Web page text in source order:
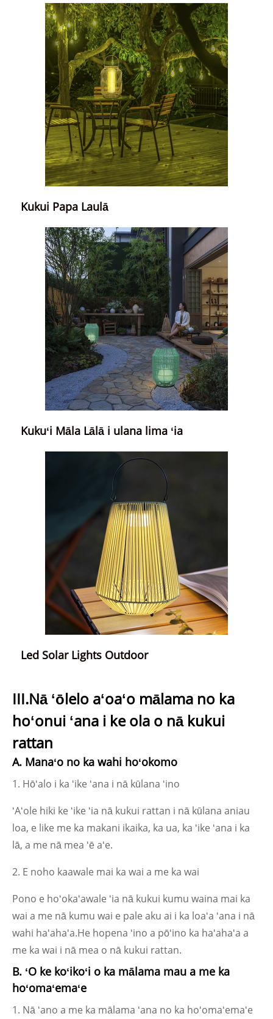
Kukui Papa Laulā
Kukuʻi Māla Lālā i ulana lima ʻia
Led Solar Lights Outdoor
III.Nā ʻōlelo aʻoaʻo mālama no ka
hoʻonui ʻana i ke ola o nā kukui
rattan
A. Manaʻo no ka wahi hoʻokomo
1. Hōʻalo i ka ʻike ʻana i nā kūlana ʻino
ʻAʻole hiki ke ʻike ʻia nā kukui rattan i nā kūlana aniau
loa, e like me ka makani ikaika, ka ua, ka ʻike ʻana i ka
lā, a me nā mea ʻē aʻe.
2. E noho kaawale mai ka wai a me ka wai
Pono e hoʻokaʻawale ʻia nā kukui kumu waina mai ka
wai a me nā kumu wai e pale aku ai i ka loaʻa ʻana i nā
wahi haʻahaʻa.He hopena ʻino a pōʻino ka haʻahaʻa a
me ka wai i nā mea o nā kukui rattan.
B. ʻO ke koʻikoʻi o ka mālama mau a me ka
hoʻomaʻemaʻe
1. Nā ʻano a me ka mālama ʻana no ka hoʻomaʻemaʻe